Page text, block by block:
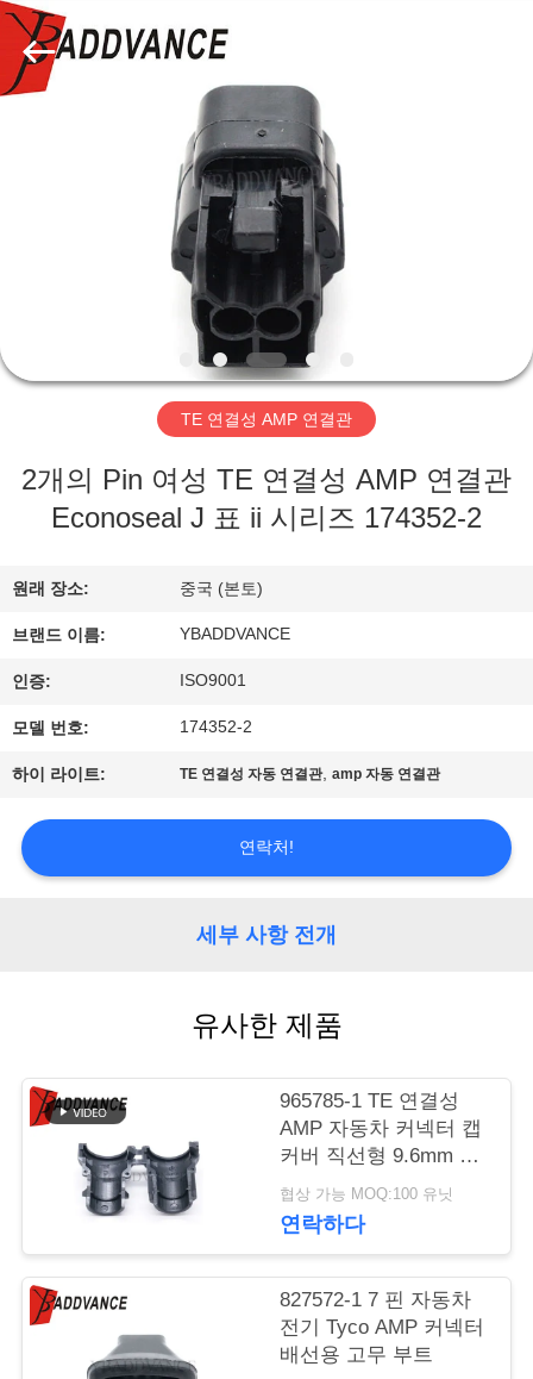
우
리
대
여
공
장
여
연
세
자.
Copyright
2019
2026
Xi'An
TE 연결성 AMP 연결관
2개의 Pin 여성 TE 연결성 AMP 연결관
Econoseal J 표 ii 시리즈 174352-2
원래 장소: 중국 (본토)
브랜드 이름: YBADDVANCE
인증: ISO9001
모델 번호: 174352-2
하이 라이트: TE 연결성 자동 연결관,amp 자동 연결관
연락처!
세부 사항 전개
유사한 제품
965785-1 TE 연결성
AMP 자동차 커넥터 캡
커버 직선형 9.6mm 케
이블 후드 및 고정 장치
협상 가능 MOQ:100 유닛
연락하다
827572-1 7 핀 자동차
전기 Tyco AMP 커넥터
배선용 고무 부트